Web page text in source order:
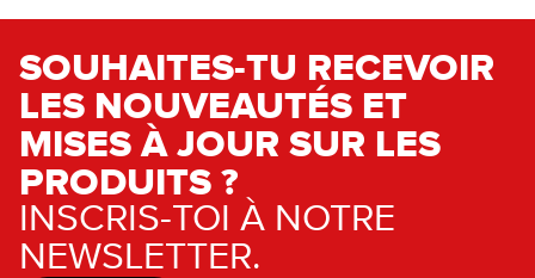
SOUHAITES-TU RECEVOIR
LES NOUVEAUTÉS ET
MISES À JOUR SUR LES
PRODUITS ?
INSCRIS-TOI À NOTRE
NEWSLETTER.